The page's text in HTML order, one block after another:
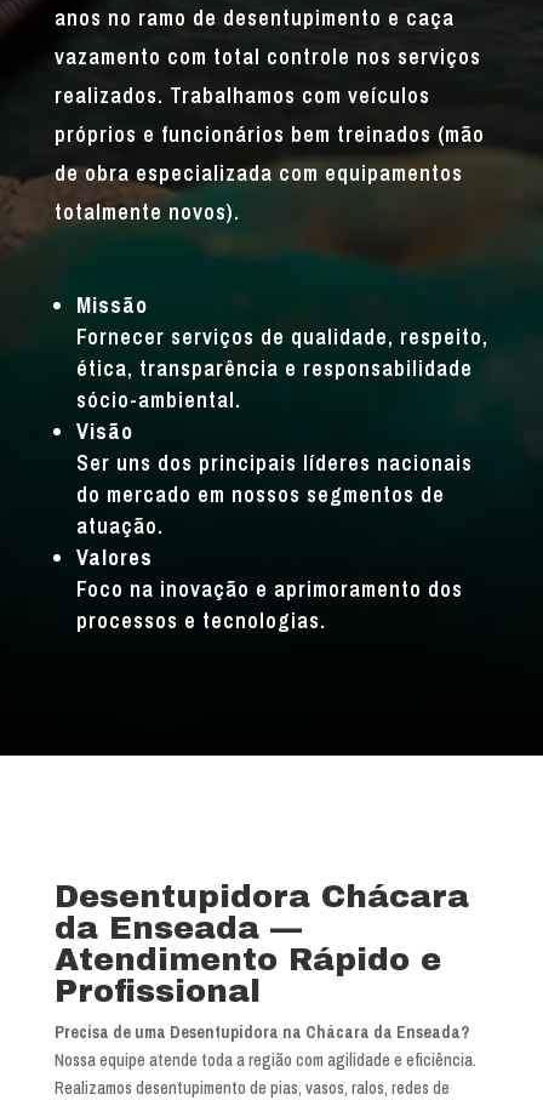
anos no ramo de desentupimento e caça
vazamento com total controle nos serviços
realizados. Trabalhamos com veículos
próprios e funcionários bem treinados (mão
de obra especializada com equipamentos
totalmente novos).
Missão
Fornecer serviços de qualidade, respeito,
ética, transparência e responsabilidade
sócio-ambiental.
Visão
Ser uns dos principais líderes nacionais
do mercado em nossos segmentos de
atuação.
Valores
Foco na inovação e aprimoramento dos
processos e tecnologias.
Desentupidora Chácara
da Enseada —
Atendimento Rápido e
Profissional
Precisa de uma Desentupidora na Chácara da Enseada?
Nossa equipe atende toda a região com agilidade e eficiência.
Realizamos desentupimento de pias, vasos, ralos, redes de